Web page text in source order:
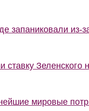
запаниковали из-
ставку Зеленского
мировые